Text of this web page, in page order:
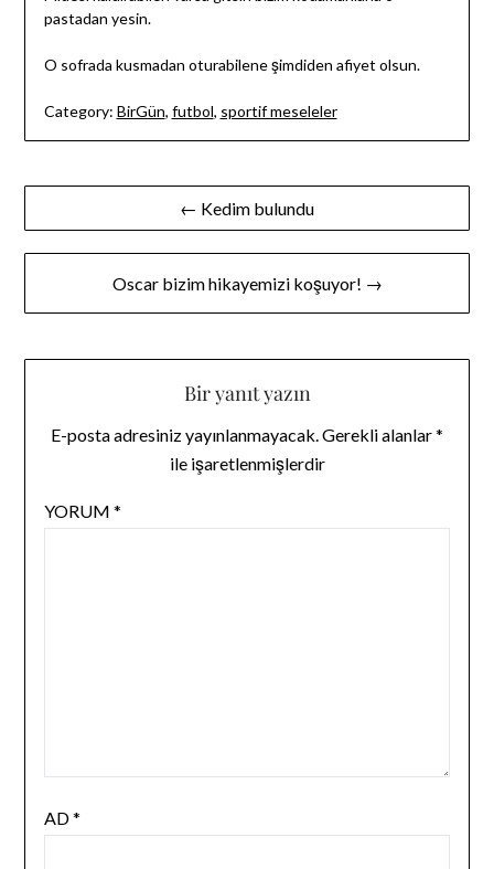
pastadan yesin.
O sofrada kusmadan oturabilene şimdiden afiyet olsun.
Category: BirGün, futbol, sportif meseleler
Yazı
gezinmesi
← Kedim bulundu
Oscar bizim hikayemizi koşuyor! →
Bir yanıt yazın
E-posta adresiniz yayınlanmayacak.Gerekli alanlar*
ile işaretlenmişlerdir
YORUM *
AD*